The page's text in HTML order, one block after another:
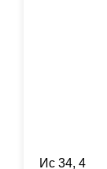
Ис 34, 4